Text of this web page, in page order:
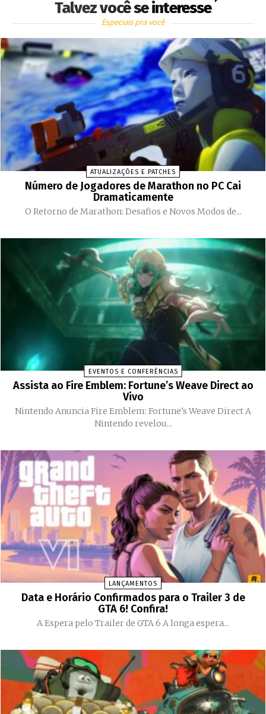
Talvez você se interesse
Especiais pra você
ATUALIZAÇÕES E PATCHES
Número de Jogadores de Marathon no PC Cai
Dramaticamente
O Retorno de Marathon: Desafios e Novos Modos de...
EVENTOS E CONFERÊNCIAS
Assista ao Fire Emblem: Fortune’s Weave Direct ao
Vivo
Nintendo Anuncia Fire Emblem: Fortune’s Weave Direct A
Nintendo revelou...
LANÇAMENTOS
Data e Horário Confirmados para o Trailer 3 de
GTA 6! Confira!
A Espera pelo Trailer de GTA 6 A longa espera...